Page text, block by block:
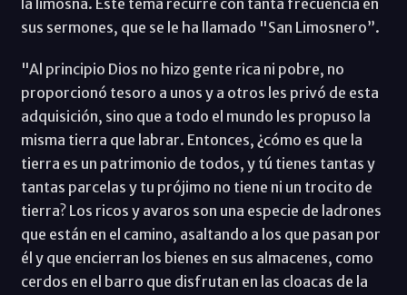
la limosna. Este tema recurre con tanta frecuencia en
sus sermones, que se le ha llamado "San Limosnero”.
"Al principio Dios no hizo gente rica ni pobre, no
proporcionó tesoro a unos y a otros les privó de esta
adquisición, sino que a todo el mundo les propuso la
misma tierra que labrar. Entonces, ¿cómo es que la
tierra es un patrimonio de todos, y tú tienes tantas y
tantas parcelas y tu prójimo no tiene ni un trocito de
tierra? Los ricos y avaros son una especie de ladrones
que están en el camino, asaltando a los que pasan por
él y que encierran los bienes en sus almacenes, como
cerdos en el barro que disfrutan en las cloacas de la